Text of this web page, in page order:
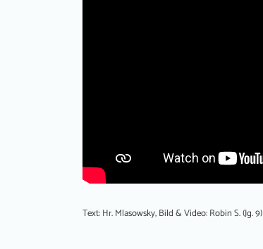
Text: Hr. Mlasowsky, Bild & Video: Robin S. (Jg. 9)